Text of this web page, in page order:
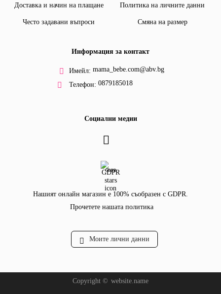
Доставка и начин на плащане Политика на личните данни
Често задавани въпроси Смяна на размер
Информация за контакт
Имейл: mama_bebe.com@abv.bg
Телефон: 0879185018
Социални медии
GDPR
Нашият онлайн магазин е 100% съобразен с GDPR.
Прочетете нашата политика
Моите лични данни
Copyright © website.name